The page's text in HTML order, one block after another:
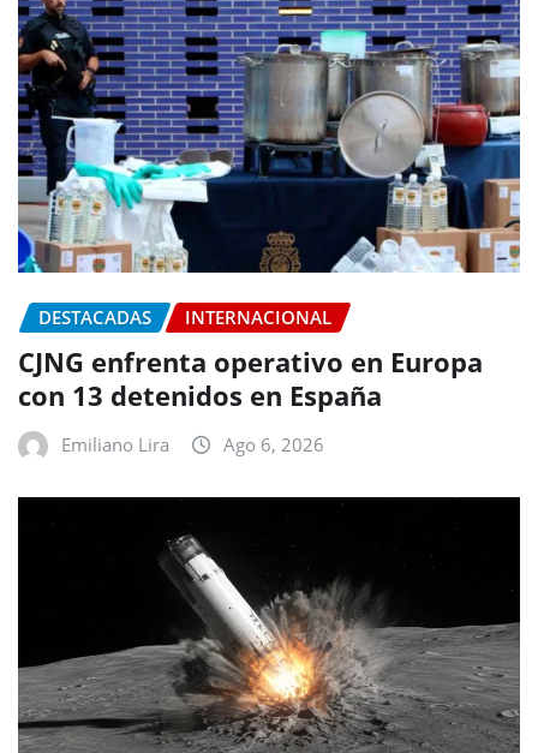
DESTACADAS INTERNACIONAL
CJNG enfrenta operativo en Europa
con 13 detenidos en España
Emiliano Lira Ago 6, 2026